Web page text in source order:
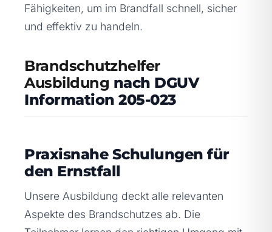
Fähigkeiten, um im Brandfall schnell, sicher
und effektiv zu handeln.
Brandschutzhelfer
Ausbildung nach DGUV
Information 205-023
Praxisnahe Schulungen für
den Ernstfall
Unsere Ausbildung deckt alle relevanten
Aspekte des Brandschutzes ab. Die